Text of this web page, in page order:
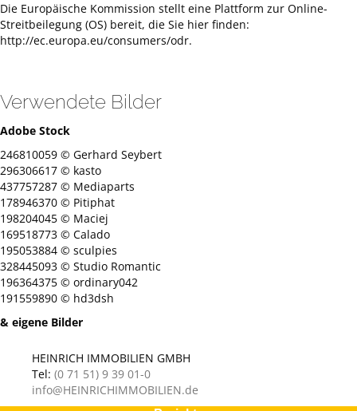
Die Europäische Kommission stellt eine Plattform zur Online-
Streitbeilegung (OS) bereit, die Sie hier finden:
http://ec.europa.eu/consumers/odr.
Verwendete Bilder
Adobe Stock
246810059 © Gerhard Seybert
296306617 © kasto
437757287 © Mediaparts
178946370 © Pitiphat
198204045 © Maciej
169518773 © Calado
195053884 © sculpies
328445093 © Studio Romantic
196364375 © ordinary042
191559890 © hd3dsh
& eigene Bilder
HEINRICH IMMOBILIEN GMBH
Tel: (0 71 51) 9 39 01-0
info@HEINRICHIMMOBILIEN.de